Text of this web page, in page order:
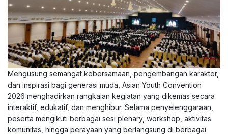
Mengusung semangat kebersamaan, pengembangan karakter,
dan inspirasi bagi generasi muda, Asian Youth Convention
2026 menghadirkan rangkaian kegiatan yang dikemas secara
interaktif, edukatif, dan menghibur. Selama penyelenggaraan,
peserta mengikuti berbagai sesi plenary, workshop, aktivitas
komunitas, hingga perayaan yang berlangsung di berbagai